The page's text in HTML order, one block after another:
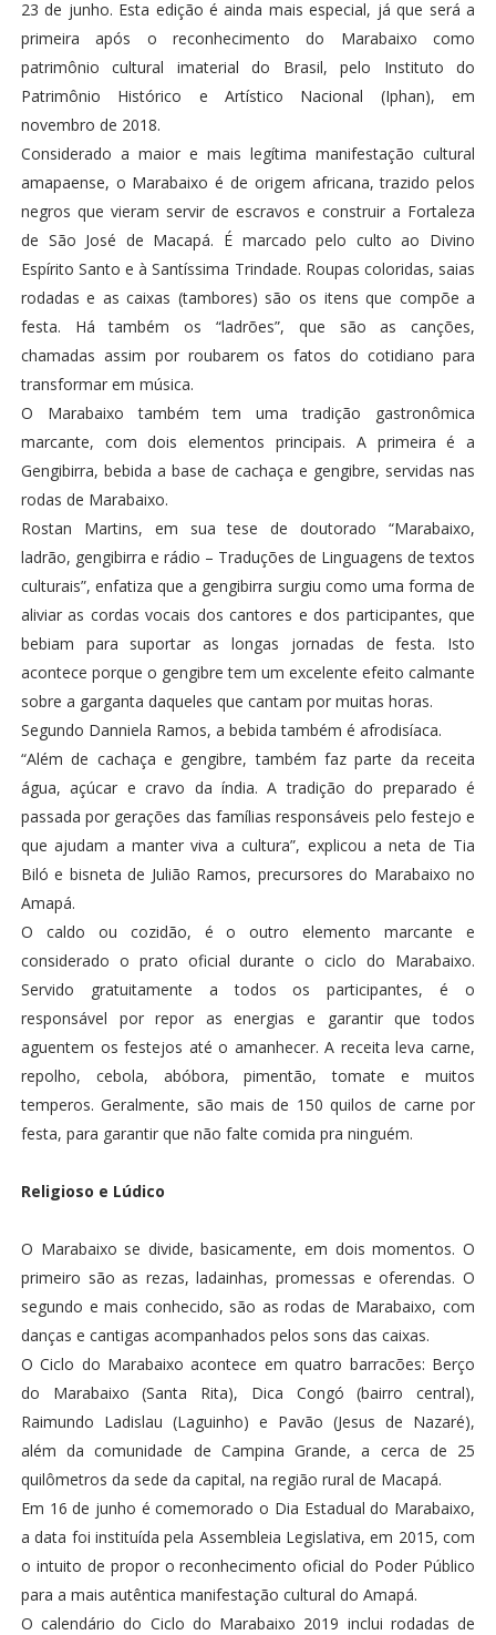
23 de junho. Esta edição é ainda mais especial, já que será a
primeira após o reconhecimento do Marabaixo como
patrimônio cultural imaterial do Brasil, pelo Instituto do
Patrimônio Histórico e Artístico Nacional (Iphan), em
novembro de 2018.
Considerado a maior e mais legítima manifestação cultural
amapaense, o Marabaixo é de origem africana, trazido pelos
negros que vieram servir de escravos e construir a Fortaleza
de São José de Macapá. É marcado pelo culto ao Divino
Espírito Santo e à Santíssima Trindade. Roupas coloridas, saias
rodadas e as caixas (tambores) são os itens que compõe a
festa. Há também os “ladrões”, que são as canções,
chamadas assim por roubarem os fatos do cotidiano para
transformar em música.
O Marabaixo também tem uma tradição gastronômica
marcante, com dois elementos principais. A primeira é a
Gengibirra, bebida a base de cachaça e gengibre, servidas nas
rodas de Marabaixo.
Rostan Martins, em sua tese de doutorado “Marabaixo,
ladrão, gengibirra e rádio – Traduções de Linguagens de textos
culturais”, enfatiza que a gengibirra surgiu como uma forma de
aliviar as cordas vocais dos cantores e dos participantes, que
bebiam para suportar as longas jornadas de festa. Isto
acontece porque o gengibre tem um excelente efeito calmante
sobre a garganta daqueles que cantam por muitas horas.
Segundo Danniela Ramos, a bebida também é afrodisíaca.
“Além de cachaça e gengibre, também faz parte da receita
água, açúcar e cravo da índia. A tradição do preparado é
passada por gerações das famílias responsáveis pelo festejo e
que ajudam a manter viva a cultura”, explicou a neta de Tia
Biló e bisneta de Julião Ramos, precursores do Marabaixo no
Amapá.
O caldo ou cozidão, é o outro elemento marcante e
considerado o prato oficial durante o ciclo do Marabaixo.
Servido gratuitamente a todos os participantes, é o
responsável por repor as energias e garantir que todos
aguentem os festejos até o amanhecer. A receita leva carne,
repolho, cebola, abóbora, pimentão, tomate e muitos
temperos. Geralmente, são mais de 150 quilos de carne por
festa, para garantir que não falte comida pra ninguém.
Religioso e Lúdico
O Marabaixo se divide, basicamente, em dois momentos. O
primeiro são as rezas, ladainhas, promessas e oferendas. O
segundo e mais conhecido, são as rodas de Marabaixo, com
danças e cantigas acompanhados pelos sons das caixas.
O Ciclo do Marabaixo acontece em quatro barracões: Berço
do Marabaixo (Santa Rita), Dica Congó (bairro central),
Raimundo Ladislau (Laguinho) e Pavão (Jesus de Nazaré),
além da comunidade de Campina Grande, a cerca de 25
quilômetros da sede da capital, na região rural de Macapá.
Em 16 de junho é comemorado o Dia Estadual do Marabaixo,
a data foi instituída pela Assembleia Legislativa, em 2015, com
o intuito de propor o reconhecimento oficial do Poder Público
para a mais autêntica manifestação cultural do Amapá.
O calendário do Ciclo do Marabaixo 2019 inclui rodadas de